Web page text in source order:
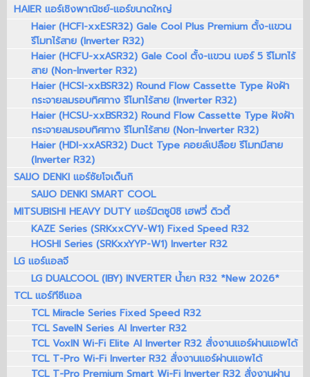
HAIER แอร์เชิงพาณิชย์-แอร์ขนาดใหญ่
Haier (HCFI-xxESR32) Gale Cool Plus Premium ตั้ง-แขวน
รีโมทไร้สาย (Inverter R32)
Haier (HCFU-xxASR32) Gale Cool ตั้ง-แขวน เบอร์ 5 รีโมทไร้
สาย (Non-Inverter R32)
Haier (HCSI-xxBSR32) Round Flow Cassette Type ฝังฝ้า
กระจายลมรอบทิศทาง รีโมทไร้สาย (Inverter R32)
Haier (HCSU-xxBSR32) Round Flow Cassette Type ฝังฝ้า
กระจายลมรอบทิศทาง รีโมทไร้สาย (Non-Inverter R32)
Haier (HDI-xxASR32) Duct Type คอยล์เปลือย รีโมทมีสาย
(Inverter R32)
SAIJO DENKI แอร์ซัยโจเด็นกิ
SAIJO DENKI SMART COOL
MITSUBISHI HEAVY DUTY แอร์มิตซูบิชิ เฮฟวี่ ดิวตี้
KAZE Series (SRKxxCYV-W1) Fixed Speed R32
HOSHI Series (SRKxxYYP-W1) Inverter R32
LG แอร์แอลจี
LG DUALCOOL (IBY) INVERTER น้ำยา R32 *New 2026*
TCL แอร์ทีซีแอล
TCL Miracle Series Fixed Speed R32
TCL SaveIN Series AI Inverter R32
TCL VoxIN Wi-Fi Elite AI Inverter R32 สั่งงานแอร์ผ่านแอพได้
TCL T-Pro Wi-Fi Inverter R32 สั่งงานแอร์ผ่านแอพได้
TCL T-Pro Premium Smart Wi-Fi Inverter R32 สั่งงานผ่าน